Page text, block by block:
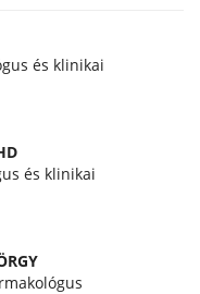
és klinikai
és klinikai